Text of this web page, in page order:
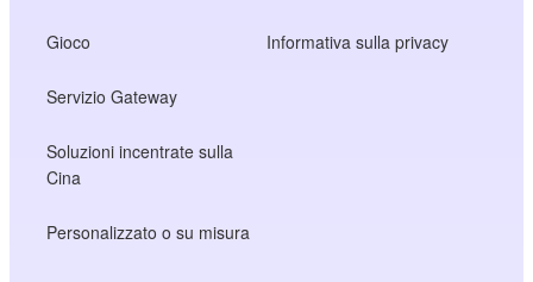
Gioco
Servizio Gateway
Soluzioni incentrate sulla
Cina
Personalizzato o su misura
Informativa sulla privacy